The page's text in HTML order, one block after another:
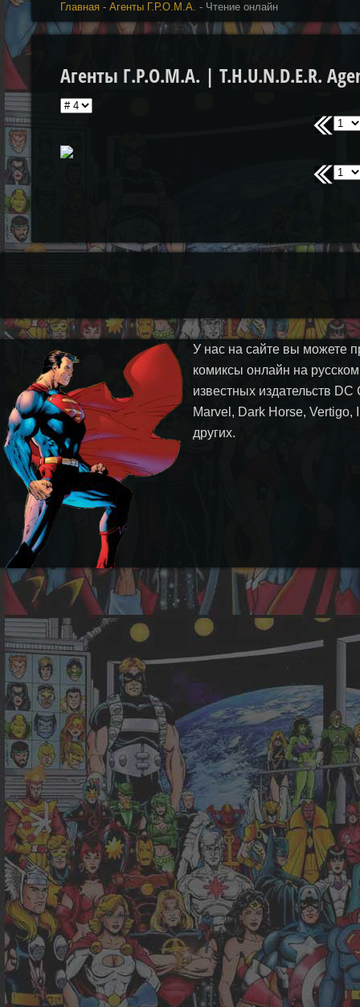
Главная -Агенты Г.Р.О.М.А. - Чтение онлайн
Агенты Г.Р.О.М.А. | T.H.U.N.D.E.R.
У нас на сайте вы можете
комиксы онлайн на
известных издательств DC
Marvel, Dark Horse, Vertigo,
других.